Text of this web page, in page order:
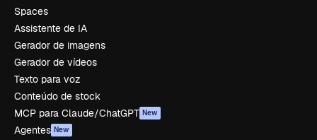
Spaces
Assistente de IA
Gerador de imagens
Gerador de vídeos
Texto para voz
Conteúdo de stock
MCP para Claude/ChatGPT New
Agentes New